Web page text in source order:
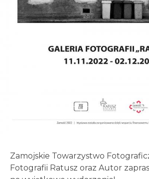
Zamojskie Towarzystwo
Fotografii Ratusz oraz Autor